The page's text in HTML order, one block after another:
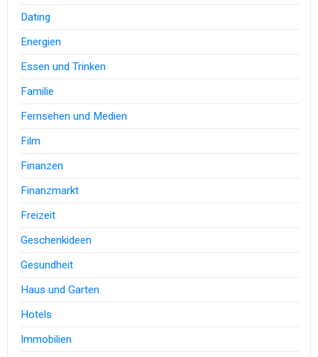
Dating
Energien
Essen und Trinken
Familie
Fernsehen und Medien
Film
Finanzen
Finanzmarkt
Freizeit
Geschenkideen
Gesundheit
Haus und Garten
Hotels
Immobilien